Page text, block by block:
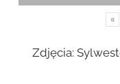
«
Zdjęcia: